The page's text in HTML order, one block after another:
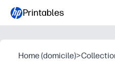
Printables
Home (domicile)>